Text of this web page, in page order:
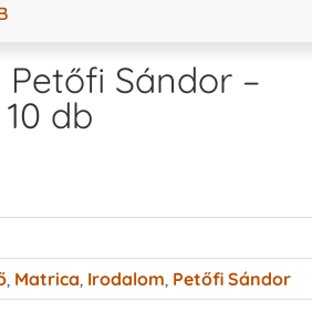
Sándor –
db
, Matrica Irodalom Petőfi Sándor